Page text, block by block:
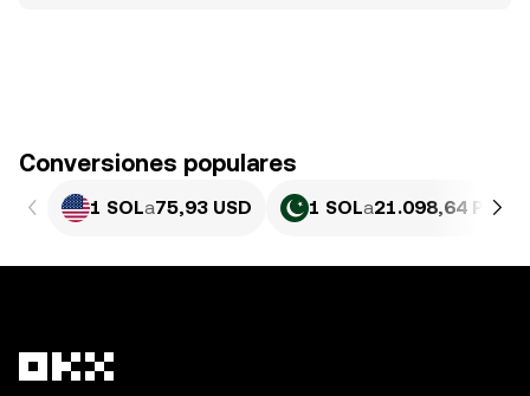
Conversiones populares
1 SOLa75,93 USD 1 SOLa21.098,64 PKR